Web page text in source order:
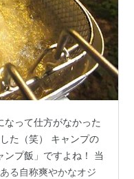
なって仕方がなかった
た（笑） キャンプの
ンプ飯」ですよね！ 当
る自称爽やかなオジ